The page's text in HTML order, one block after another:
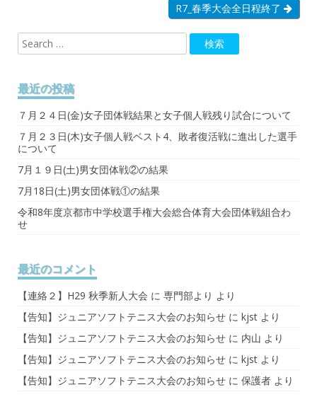
R7_春季大会全日程終了
最近の投稿
７月２４日(金)女子団体戦結果と女子個人戦残り試合について
７月２３日(木)女子個人戦ベスト4、敗者復活戦に進出した選手
について
7月１９日(土)男女団体戦②の結果
7月18日(土)男女団体戦①の結果
令和8年度京都市中学校選手権大会総合体育大会団体戦組合わ
せ
最近のコメント
【連絡２】H29 秋季新人大会 に 専門部より より
【告知】ジュニアソフトテニス大会のお知らせ に kjst より
【告知】ジュニアソフトテニス大会のお知らせ に 内山 より
【告知】ジュニアソフトテニス大会のお知らせ に kjst より
【告知】ジュニアソフトテニス大会のお知らせ に 保護者 より